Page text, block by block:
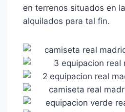
en terrenos situados en
alquilados para tal fin.